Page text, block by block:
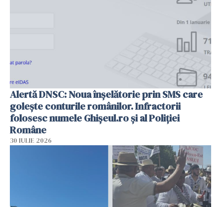
Alertă DNSC: Noua înșelătorie prin SMS care
golește conturile românilor. Infractorii
folosesc numele Ghișeul.ro și al Poliției
Române
30 IULIE 2026